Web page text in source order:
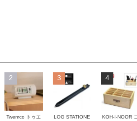
2
Twemco トゥエ
3
LOG STATIONE
4
KOH-I-NOOR コ